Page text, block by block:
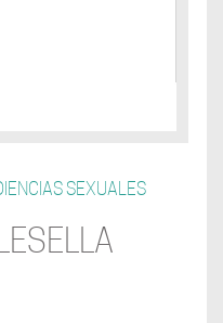
SEXUALES